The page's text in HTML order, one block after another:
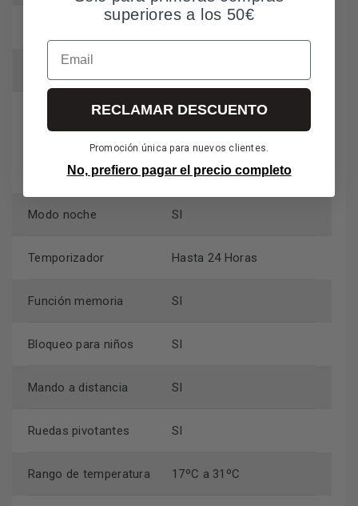
Modos de
funcionamiento
Frío
Deshumidificación
Modo noche SI
Temporizador Hasta 24 Horas
Función memoria SI
Bloqueo para niños SI
Mando a distancia SI
Ruedas pivotantes SI
Rango de temperatura 17ºC a 31ºC
superiores a los 50€
Email
RECLAMAR DESCUENTO
Promoción única para nuevos clientes.
No, prefiero pagar el precio completo